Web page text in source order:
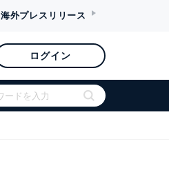
海外プレスリリース
ログイン